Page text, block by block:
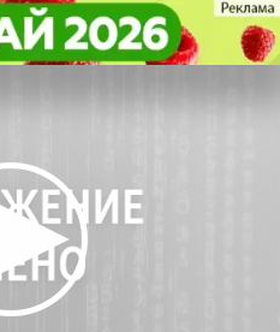
дома-интерната
вместе»
дома-интерната
вместе»
курсы